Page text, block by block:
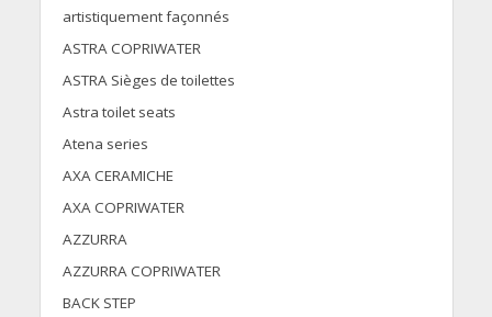
artistiquement façonnés
ASTRA COPRIWATER
ASTRA Sièges de toilettes
Astra toilet seats
Atena series
AXA CERAMICHE
AXA COPRIWATER
AZZURRA
AZZURRA COPRIWATER
BACK STEP